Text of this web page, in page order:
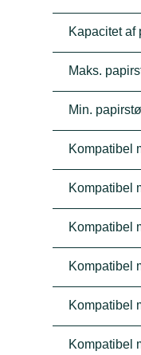
Kapacitet
Maks.
Min.
Kompatibel
Kompatibel
Kompatibel
Kompatibel
Kompatibel
Kompatibel